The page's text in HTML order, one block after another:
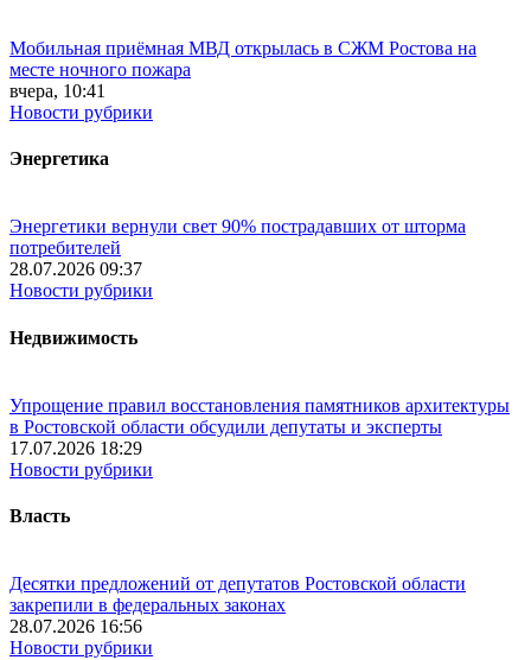
Мобильная приёмная МВД открылась в СЖМ Ростова на
месте ночного пожара
вчера, 10:41
Новости рубрики
Энергетика
Энергетики вернули свет 90% пострадавших от шторма
потребителей
28.07.2026 09:37
Новости рубрики
Недвижимость
Упрощение правил восстановления памятников архитектуры
в Ростовской области обсудили депутаты и эксперты
17.07.2026 18:29
Новости рубрики
Власть
Десятки предложений от депутатов Ростовской области
закрепили в федеральных законах
28.07.2026 16:56
Новости рубрики